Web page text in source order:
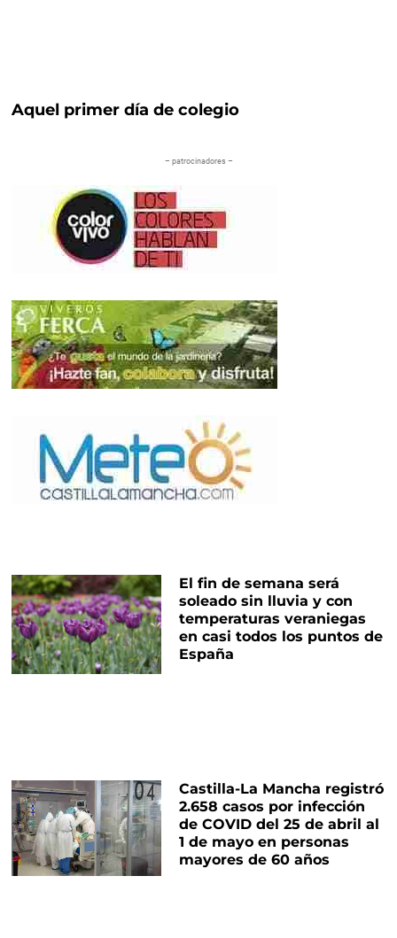
Aquel primer día de colegio
– patrocinadores –
El fin de semana será
soleado sin lluvia y con
temperaturas veraniegas
en casi todos los puntos de
España
Castilla-La Mancha registró
2.658 casos por infección
de COVID del 25 de abril al
1 de mayo en personas
mayores de 60 años